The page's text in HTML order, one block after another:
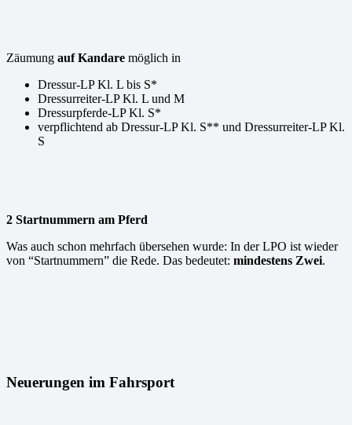
Zäumung auf Kandare möglich in
Dressur-LP Kl. L bis S*
Dressurreiter-LP Kl. L und M
Dressurpferde-LP Kl. S*
verpflichtend ab Dressur-LP Kl. S** und Dressurreiter-LP Kl.
S
2 Startnummern am Pferd
Was auch schon mehrfach übersehen wurde: In der LPO ist wieder
von “Startnummern” die Rede. Das bedeutet: mindestens Zwei.
Neuerungen im Fahrsport